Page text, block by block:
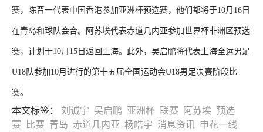
赛，陈晋一代表中国香港参加亚洲杯预选赛，他们都将于10月16日
在青岛和球队会合。阿苏埃代表赤道几内亚参加世界杯非洲区预选
赛，计划于10月15日返回上海。此外，吴启鹏将代表上海全运男足
U18队参加10月进行的第十五届全国运动会U18男足决赛阶段比
赛。
本文标签： 刘诚宇 吴启鹏 亚洲杯 联赛 阿苏埃 预选
赛
比赛 青岛 赤道几内亚 杨皓宇 消息资讯 申花一线